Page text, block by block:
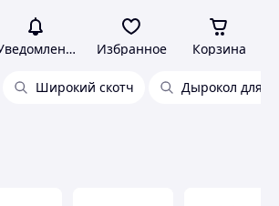
Избранное Корзина
Широкий скотч Дырокол для